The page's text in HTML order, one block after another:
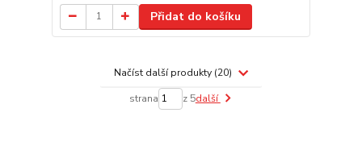
Přidat do košíku
Načíst další produkty (20)
strana z 5další